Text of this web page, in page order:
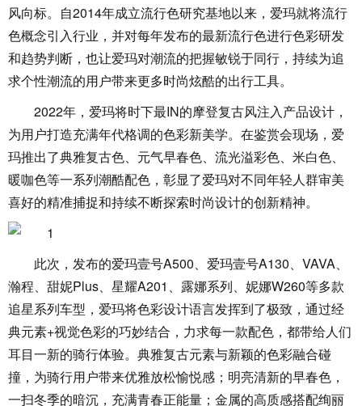
风向标。自2014年成立流行色研究基地以来，爱玛就将流行
色概念引入行业，并对每年发布的最新流行色进行色彩研发
和趋势判断，也让爱玛对潮流的把握敏锐于同行，持续为追
求个性潮流的用户带来更多时尚炫酷的出行工具。
2022年，爱玛将时下最IN的摩登复古风注入产品设计，
为用户打造充满年代格调的色彩新美学。在鉴赏会现场，爱
玛推出了典雅复古色、元气早春色、流光溢彩色、米白色、
暖咖色等一系列潮酷配色，彰显了爱玛对不同年轻人群审美
喜好的精准捕捉和持续不断探索时尚设计的创新精神。
此次，发布的爱玛壹号A500、爱玛壹号A130、VAVA、
瀚程、甜妮Plus、星耀A201、露娜系列、妮娜W260等多款
追星系列车型，爱玛将色彩设计语言发挥到了极致，通过经
典元素+视觉色彩的巧妙结合，力求每一款配色，都带给人们
耳目一新的骑行体验。典雅复古元素与新颖的色彩融合碰
撞，为骑行用户带来优雅放松愉悦感；明亮清新的早春色，
一扫冬季的暗沉，充满青春正能量；金属的高质感搭配绚丽